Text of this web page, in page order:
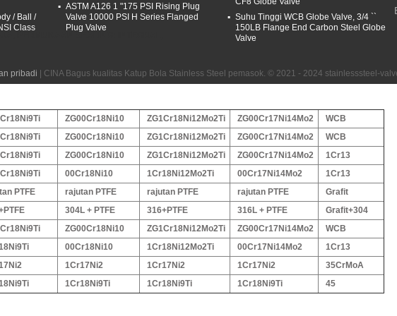
PERMUKAAN SEALING: INTEGRAL,
ZG00Cr18Ni10 ZG1Cr18Ni12Mo2Ti ZG00Cr17Ni14Mo2
WCB
ZG00Cr18Ni10 ZG1Cr18Ni12Mo2Ti ZG00Cr17Ni14Mo2
WCB
ZG00Cr18Ni10 ZG1Cr18Ni12Mo2Ti ZG00Cr17Ni14Mo2
1Cr13
00Cr18Ni10 1Cr18Ni12Mo2Ti 00Cr17Ni14Mo2
1Cr13
PTFE rajutan PTFE rajutan PTFE rajutan PTFE
Grafit
304L + PTFE 316+PTFE 316L + PTFE
Grafit+304
ZG00Cr18Ni10 ZG1Cr18Ni12Mo2Ti ZG00Cr17Ni14Mo2
WCB
00Cr18Ni10 1Cr18Ni12Mo2Ti 00Cr17Ni14Mo2
1Cr13
1Cr17Ni2 1Cr17Ni2 1Cr17Ni2
35CrMoA
1Cr18Ni9Ti 1Cr18Ni9Ti 1Cr18Ni9Ti 45
/ Ball /
Class
ASTM A126 1 "175 PSI Rising Plug
Valve 10000 PSI H Series Flanged
Plug Valve
Suhu Tinggi WCB Globe Valve, 3/4 ``
150LB Flange End Carbon Steel Globe
Valve
pribadi | CINA Bagus kualitas Katup Bola Stainless Steel pemasok. © 2021 - 2024 stainlesssteel-